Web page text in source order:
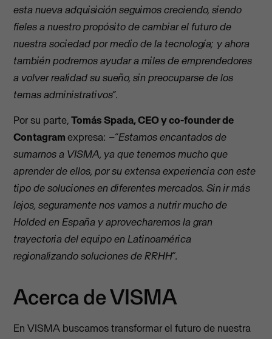
esta nueva adquisición seguimos creciendo, siendo
fieles a nuestro propósito de cambiar el futuro de
nuestra sociedad por medio de la tecnología; y ahora
también podremos ayudar a miles de emprendedores
a volver realidad su sueño, sin preocuparse de los
temas administrativos”.
Por su parte,Tomás Spada, CEO y co-founder de
Contagramexpresa: –“Estamos encantados de
sumarnos a VISMA, ya que tenemos mucho que
aprender de ellos, por su extensa experiencia con este
tipo de soluciones en diferentes mercados. Sin ir más
lejos, seguramente nos vamos a nutrir mucho de
Holded en España y aprovecharemos la gran
trayectoria del equipo en Latinoamérica
regionalizando soluciones de RRHH”.
Acerca de VISMA
En VISMA buscamos transformar el futuro de nuestra